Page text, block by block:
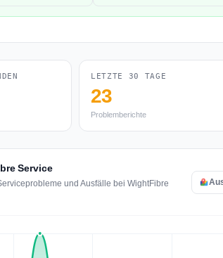
LETZTE 30 TAGE
23
Problemberichte
Service
und Ausfälle bei WightFibre